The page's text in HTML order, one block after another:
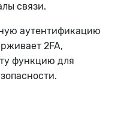
связи.
аутентификацию
2FA,
функцию для